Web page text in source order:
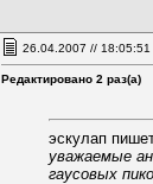
26.04.2007 // 18:05:51
Редактировано 2 раз(а)
эскулап
уважаемые
гаусовых